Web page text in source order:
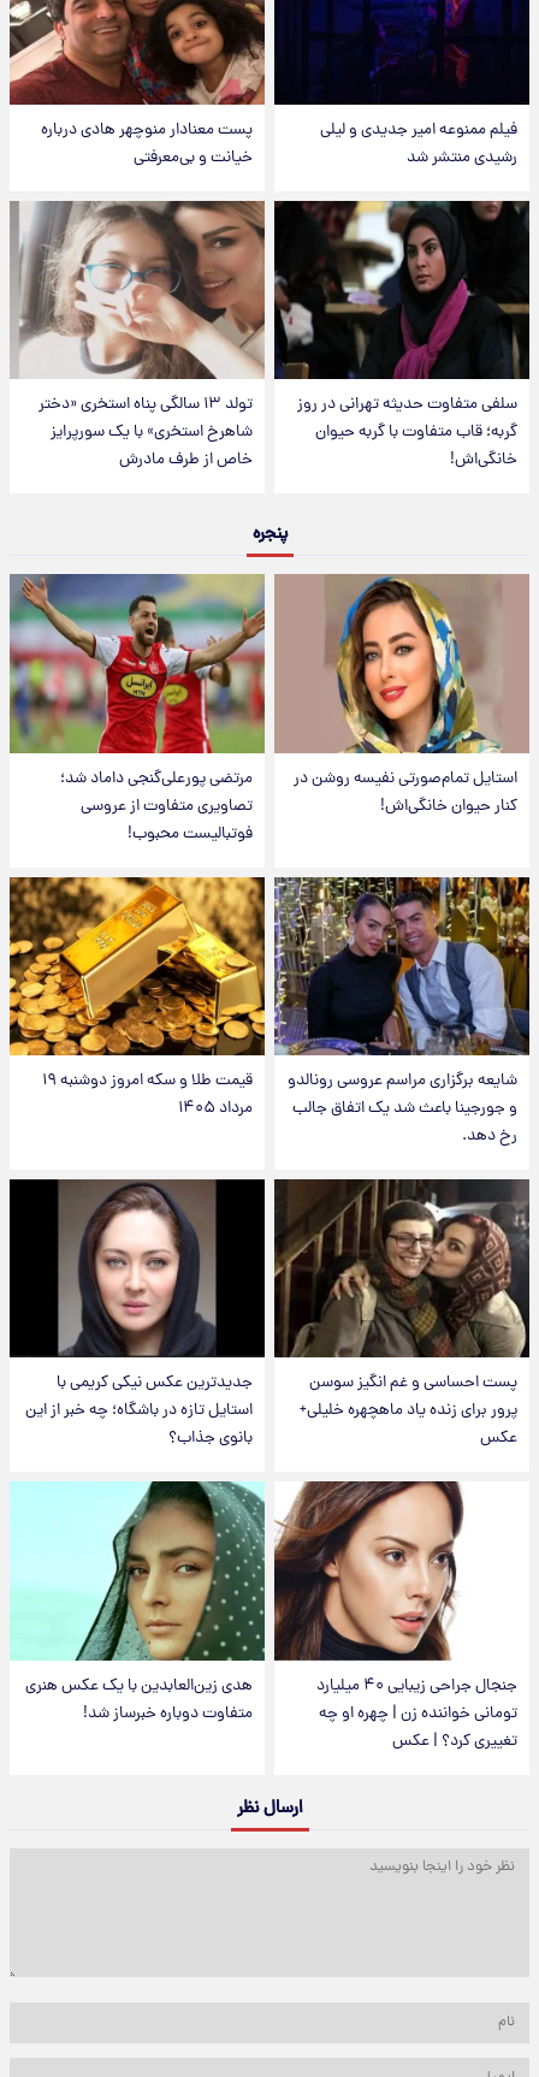
فیلم ممنوعه امیر جدیدی و لیلی
رشیدی منتشر شد
پست معنادار منوچهر هادی درباره
خیانت و بی‌معرفتی
سلفی متفاوت حدیثه تهرانی در روز
گربه؛ قاب متفاوت با گربه حیوان
خانگی‌اش!
تولد ۱۳ سالگی پناه استخری «دختر
شاهرخ استخری» با یک سورپرایز
خاص از طرف مادرش
پنجره
استایل تمام‌صورتی نفیسه روشن در
کنار حیوان خانگی‌اش!
مرتضی پورعلی‌گنجی داماد شد؛
تصاویری متفاوت از عروسی
فوتبالیست محبوب!
شایعه برگزاری مراسم عروسی رونالدو
و جورجینا باعث شد یک اتفاق جالب
رخ دهد.
قیمت طلا و سکه امروز دوشنبه ۱۹
مرداد ۱۴۰۵
پست احساسی و غم انگیز سوسن
پرور برای زنده یاد ماهچهره خلیلی+
عکس
جدیدترین عکس نیکی کریمی با
استایل تازه در باشگاه؛ چه خبر از این
بانوی جذاب؟
جنجال جراحی زیبایی ۴۰ میلیارد
تومانی خواننده زن | چهره او چه
تغییری کرد؟ | عکس
هدی زین‌العابدین با یک عکس هنری
متفاوت دوباره خبرساز شد!
ارسال نظر